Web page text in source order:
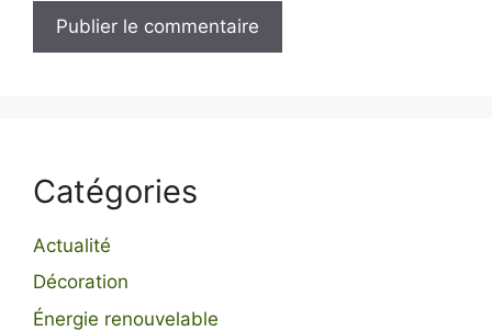
Catégories
Actualité
Décoration
Énergie renouvelable